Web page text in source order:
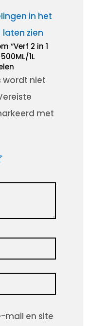
in het
zien
“Verf 2 in 1
1L
wordt niet
met
mail en site